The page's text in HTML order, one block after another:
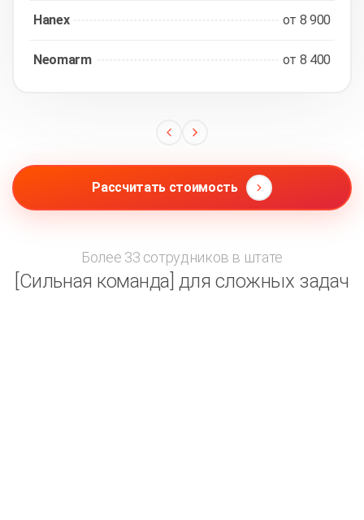
Hanex от 8 900
Neomarm от 8 400
Рассчитать стоимость
Более 33 сотрудников в штате
[Сильная команда] для сложных задач